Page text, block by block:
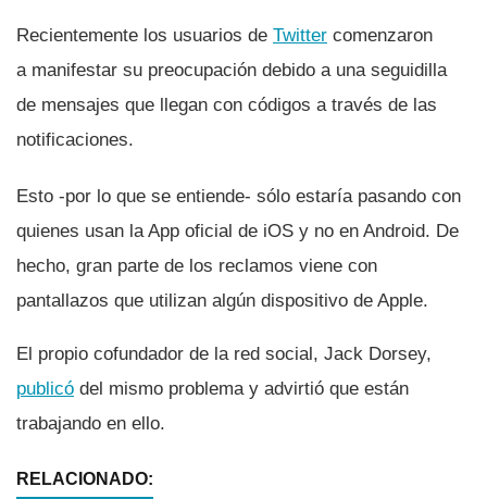
Recientemente los usuarios de Twitter comenzaron
a manifestar su preocupación debido a una seguidilla
de mensajes que llegan con códigos a través de las
notificaciones.
Esto -por lo que se entiende- sólo estarí­a pasando con
quienes usan la App oficial de iOS y no en Android. De
hecho, gran parte de los reclamos viene con
pantallazos que utilizan algún dispositivo de Apple.
El propio cofundador de la red social, Jack Dorsey,
publicó del mismo problema y advirtió que están
trabajando en ello.
RELACIONADO: